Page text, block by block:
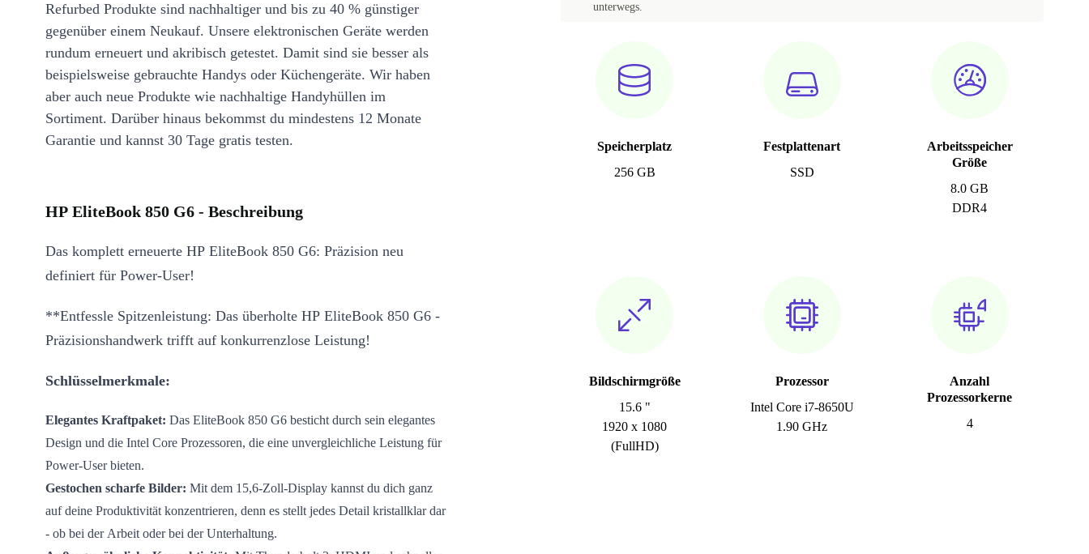
unterwegs.
Speicherplatz
256 GB
Festplattenart
SSD
Arbeitsspeicher
Größe
8.0 GB
DDR4
Bildschirmgröße
15.6 "
1920 x 1080
(FullHD)
Prozessor
Intel Core i7-8650U
1.90 GHz
Anzahl
Prozessorkerne
4
Refurbed Produkte sind nachhaltiger und bis zu 40 % günstiger
gegenüber einem Neukauf. Unsere elektronischen Geräte werden
rundum erneuert und akribisch getestet. Damit sind sie besser als
beispielsweise gebrauchte Handys oder Küchengeräte. Wir haben
aber auch neue Produkte wie nachhaltige Handyhüllen im
Sortiment. Darüber hinaus bekommst du mindestens 12 Monate
Garantie und kannst 30 Tage gratis testen.
HP EliteBook 850 G6 - Beschreibung
Das komplett erneuerte HP EliteBook 850 G6: Präzision neu
definiert für Power-User!
**Entfessle Spitzenleistung: Das überholte HP EliteBook 850 G6 -
Präzisionshandwerk trifft auf konkurrenzlose Leistung!
Schlüsselmerkmale:
Elegantes Kraftpaket: Das EliteBook 850 G6 besticht durch sein elegantes
Design und die Intel Core Prozessoren, die eine unvergleichliche Leistung für
Power-User bieten.
Gestochen scharfe Bilder: Mit dem 15,6-Zoll-Display kannst du dich ganz
auf deine Produktivität konzentrieren, denn es stellt jedes Detail kristallklar dar
- ob bei der Arbeit oder bei der Unterhaltung.